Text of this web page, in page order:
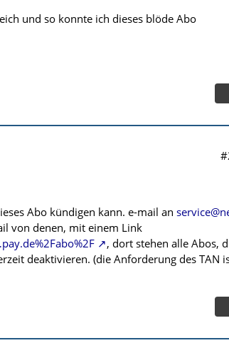
und so konnte ich dieses blöde Abo
Abo kündigen kann. e-mail an
von denen, mit einem Link
, dort stehen alle Abos,
deaktivieren. (die Anforderung des TAN